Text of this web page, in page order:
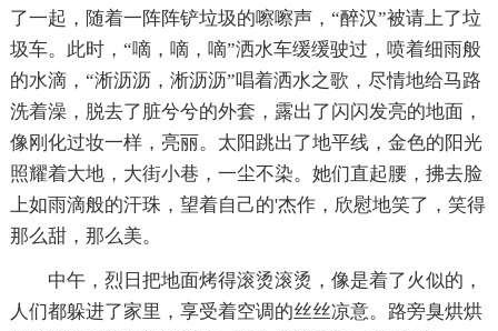
了一起，随着一阵阵铲垃圾的嚓嚓声，“醉汉”被请上了垃
圾车。此时，“嘀，嘀，嘀”洒水车缓缓驶过，喷着细雨般
的水滴，“淅沥沥，淅沥沥”唱着洒水之歌，尽情地给马路
洗着澡，脱去了脏兮兮的外套，露出了闪闪发亮的地面，
像刚化过妆一样，亮丽。太阳跳出了地平线，金色的阳光
照耀着大地，大街小巷，一尘不染。她们直起腰，拂去脸
上如雨滴般的汗珠，望着自己的'杰作，欣慰地笑了，笑得
那么甜，那么美。
中午，烈日把地面烤得滚烫滚烫，像是着了火似的，
人们都躲进了家里，享受着空调的丝丝凉意。路旁臭烘烘